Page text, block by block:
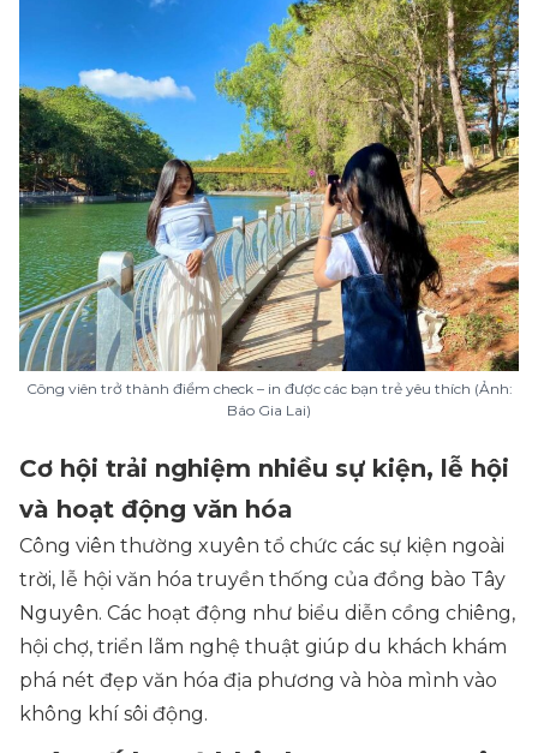
Công viên trở thành điểm check – in được các bạn trẻ yêu thích (Ảnh:
Báo Gia Lai)
Cơ hội trải nghiệm nhiều sự kiện, lễ hội
và hoạt động văn hóa
Công viên thường xuyên tổ chức các sự kiện ngoài
trời, lễ hội văn hóa truyền thống của đồng bào Tây
Nguyên. Các hoạt động như biểu diễn cồng chiêng,
hội chợ, triển lãm nghệ thuật giúp du khách khám
phá nét đẹp văn hóa địa phương và hòa mình vào
không khí sôi động.